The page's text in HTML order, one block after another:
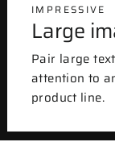
IMPRESSIVE
Large
Pair large
attention to
product line.